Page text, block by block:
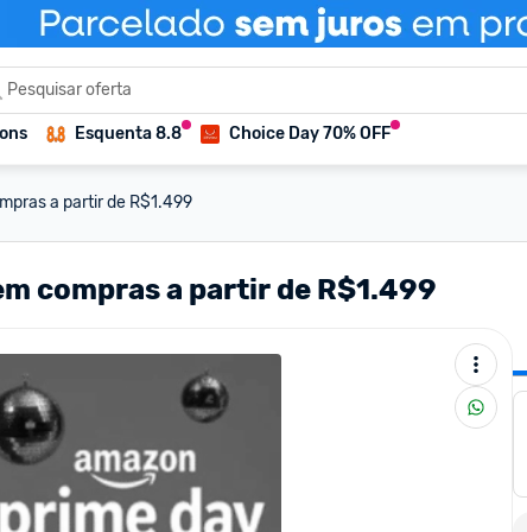
Esquenta 8.8 Choice Day 70% OFF
a partir de R$1.499
compras a partir de R$1.499